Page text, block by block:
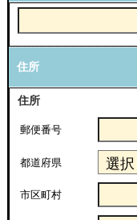
住所
住所
郵便番号
都道府県
市区町村